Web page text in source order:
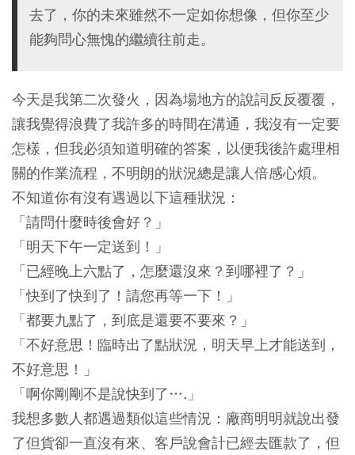
去了，你的未來雖然不一定如你想像，但你至少
能夠問心無愧的繼續往前走。
今天是我第二次發火，因為場地方的說詞反反覆覆，
讓我覺得浪費了我許多的時間在溝通，我沒有一定要
怎樣，但我必須知道明確的答案，以便我後許處理相
關的作業流程，不明朗的狀況總是讓人倍感心煩。
不知道你有沒有遇過以下這種狀況：
「請問什麼時後會好？」
「明天下午一定送到！」
「已經晚上六點了，怎麼還沒來？到哪裡了？」
「快到了快到了！請您再等一下！」
「都要九點了，到底是還要不要來？」
「不好意思！臨時出了點狀況，明天早上才能送到，
不好意思！」
「啊你剛剛不是說快到了….」
我想多數人都遇過類似這些情況：廠商明明就說出發
了但貨卻一直沒有來、客戶說會計已經去匯款了，但